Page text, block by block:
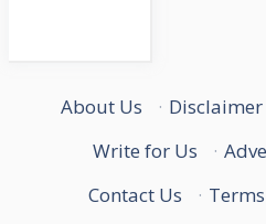
About Us · Disclaimer
Write for Us
·
Contact Us
·